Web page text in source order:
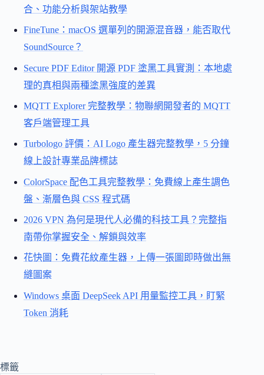
合、功能分析與架站教學
FineTune：macOS 選單列的開源混音器，能否取代
SoundSource？
Secure PDF Editor 開源 PDF 塗黑工具實測：本地處
理的真相與兩種塗黑強度的差異
MQTT Explorer 完整教學：物聯網開發者的 MQTT
客戶端管理工具
Turbologo 評價：AI Logo 產生器完整教學，5 分鐘
線上設計專業品牌標誌
ColorSpace 配色工具完整教學：免費線上產生調色
盤、漸層色與 CSS 程式碼
2026 VPN 為何是現代人必備的科技工具？完整指
南帶你掌握安全、解鎖與效率
花快圖：免費花紋產生器，上傳一張圖即時做出無
縫圖案
Windows 桌面 DeepSeek API 用量監控工具，盯緊
Token 消耗
標籤